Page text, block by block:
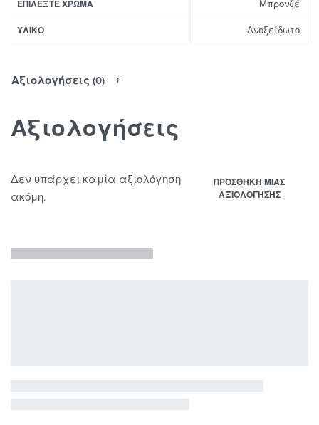
ΕΠΙΛΈΞΤΕ ΧΡΏΜΑ Μπρονζέ
ΥΛΙΚΌ Ανοξείδωτο
Αξιολογήσεις (0)
Αξιολογήσεις
Δεν υπάρχει καμία αξιολόγηση
ακόμη.
ΠΡΟΣΘΉΚΗ ΜΊΑΣ
ΑΞΙΟΛΌΓΗΣΗΣ